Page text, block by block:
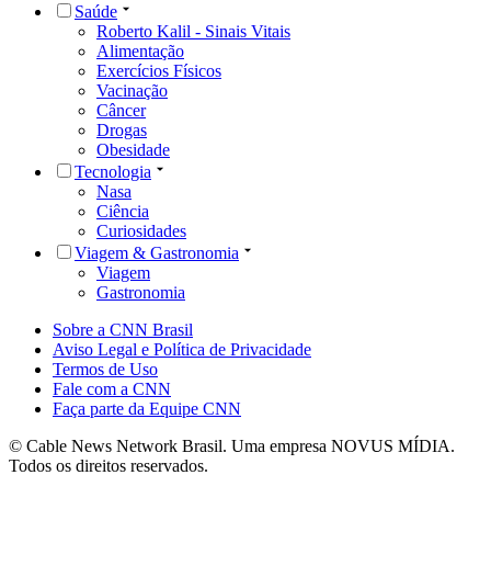
Saúde
Roberto Kalil - Sinais Vitais
Alimentação
Exercícios Físicos
Vacinação
Câncer
Drogas
Obesidade
Tecnologia
Nasa
Ciência
Curiosidades
Viagem & Gastronomia
Viagem
Gastronomia
Sobre a CNN Brasil
Aviso Legal e Política de Privacidade
Termos de Uso
Fale com a CNN
Faça parte da Equipe CNN
© Cable News Network Brasil. Uma empresa NOVUS MÍDIA.
Todos os direitos reservados.